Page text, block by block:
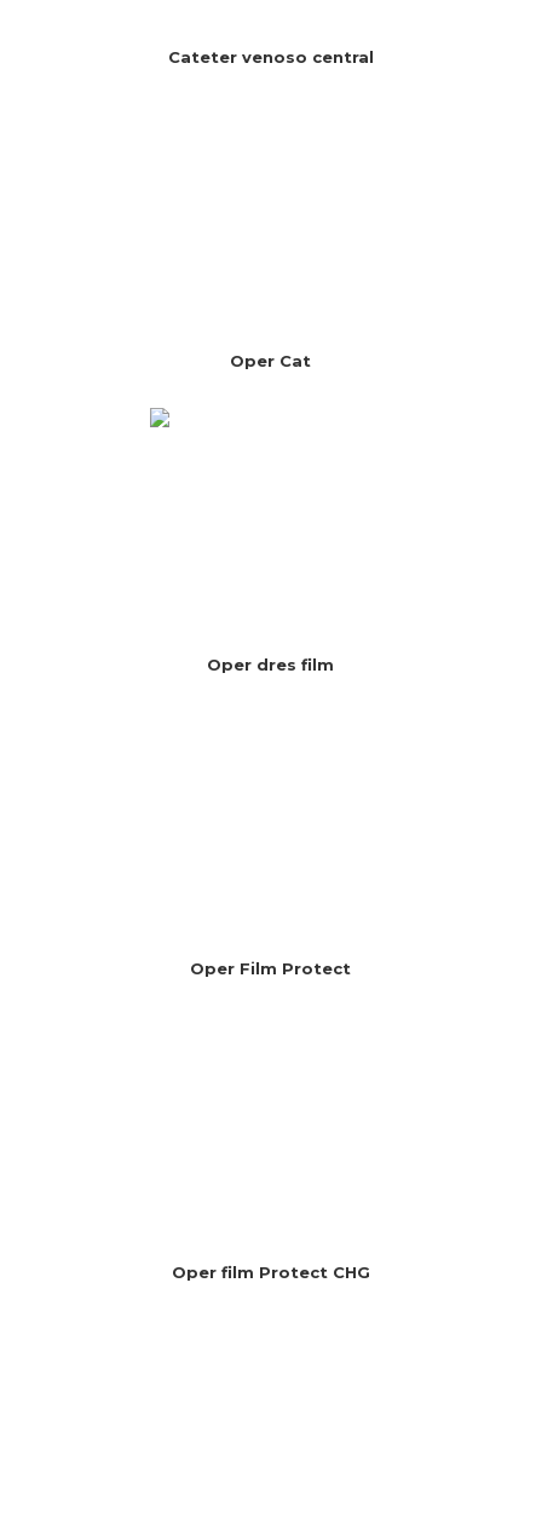
Cateter venoso central
Oper Cat
Oper dres film
Oper Film Protect
Oper film Protect CHG